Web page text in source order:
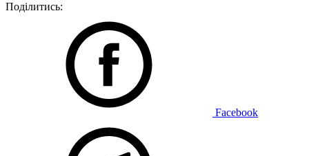
Поділитись:
Facebook